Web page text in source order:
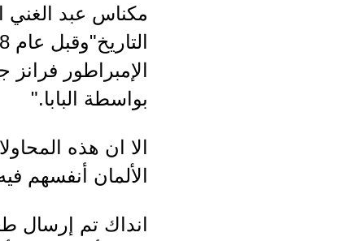
مكناس عبد الغني
التاريخ"و
بواسطة البابا."
الألمان
انداك تم إرسال